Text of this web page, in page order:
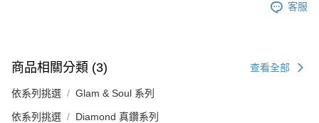
客服
商品相關分類 (3) 查看全部
依系列挑選 Glam & Soul 系列
依系列挑選 Diamond 真鑽系列